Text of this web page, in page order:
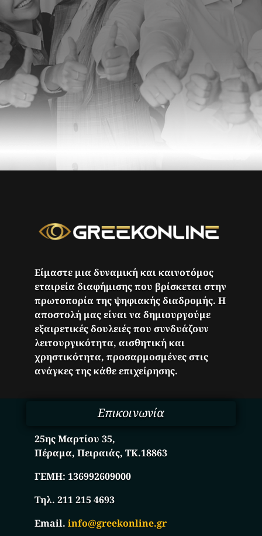
Είμαστε μια δυναμική και καινοτόμος
εταιρεία διαφήμισης που βρίσκεται στην
πρωτοπορία της ψηφιακής διαδρομής. Η
αποστολή μας είναι να δημιουργούμε
εξαιρετικές δουλειές που συνδυάζουν
λειτουργικότητα, αισθητική και
χρηστικότητα, προσαρμοσμένες στις
ανάγκες της κάθε επιχείρησης.
Επικοινωνία
25ης Μαρτίου 35,
Πέραμα, Πειραιάς, ΤΚ.18863
ΓΕΜΗ:136992609000
Τηλ. 211 215 4693
Email.info@greekonline.gr